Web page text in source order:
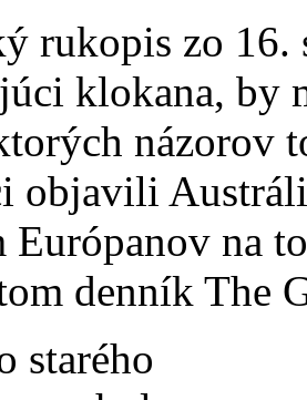
rukopis zo
klokana, by
názorov
objavili
na
denník The